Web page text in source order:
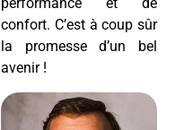
performance et de
confort. C’est à coup sûr
la promesse d’un bel
avenir !